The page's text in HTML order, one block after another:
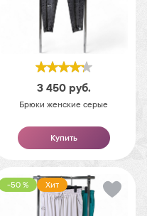
3 450 руб.
Брюки женские серые
Купить
-50 % Хит